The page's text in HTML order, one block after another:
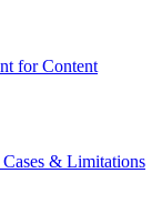
for Content
& Limitations